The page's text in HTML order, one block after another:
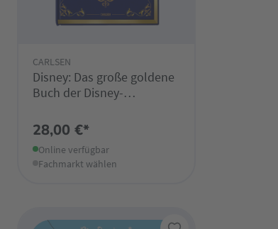
CARLSEN
Disney: Das große goldene
Buch der Disney-
28,00 €*
Online verfügbar
Fachmarkt wählen